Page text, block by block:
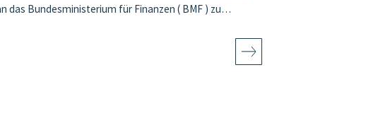
das Bundesministerium für Finanzen ( BMF ) zu…